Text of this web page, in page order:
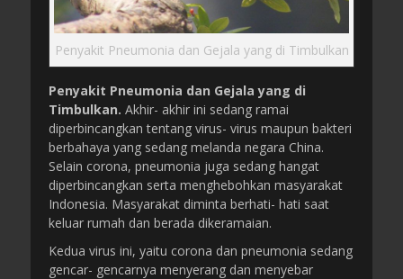
Penyakit Pneumonia dan Gejala yang di Timbulkan
Penyakit Pneumonia dan Gejala yang di
Timbulkan. Akhir- akhir ini sedang ramai
diperbincangkan tentang virus- virus maupun bakteri
berbahaya yang sedang melanda negara China.
Selain corona, pneumonia juga sedang hangat
diperbincangkan serta menghebohkan masyarakat
Indonesia. Masyarakat diminta berhati- hati saat
keluar rumah dan berada dikeramaian.
Kedua virus ini, yaitu corona dan pneumonia sedang
gencar- gencarnya menyerang dan menyebar